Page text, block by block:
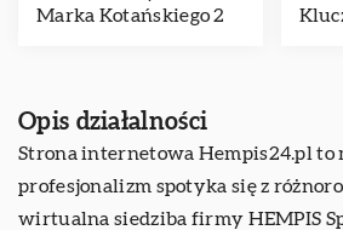
Marka Kotańskiego 2
Opis działalności
Strona internetowa Hempis24.pl to
profesjonalizm spotyka się z
wirtualna siedziba firmy HEMPIS